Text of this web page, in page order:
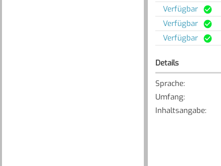
Verfügbar
Verfügbar
Verfügbar
Details
Sprache:
Umfang:
Inhaltsangabe: